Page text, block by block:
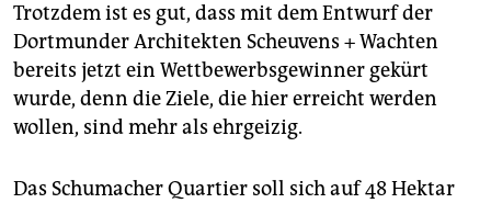
Trotzdem ist es gut, dass mit dem Entwurf der
Dortmunder Architekten Scheuvens + Wachten
bereits jetzt ein Wettbewerbsgewinner gekürt
wurde, denn die Ziele, die hier erreicht werden
wollen, sind mehr als ehrgeizig.
Das Schumacher Quartier soll sich auf 48 Hektar